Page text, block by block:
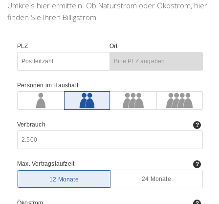
Umkreis hier ermitteln. Ob Naturstrom oder Ökostrom, hier
finden Sie Ihren Billigstrom.